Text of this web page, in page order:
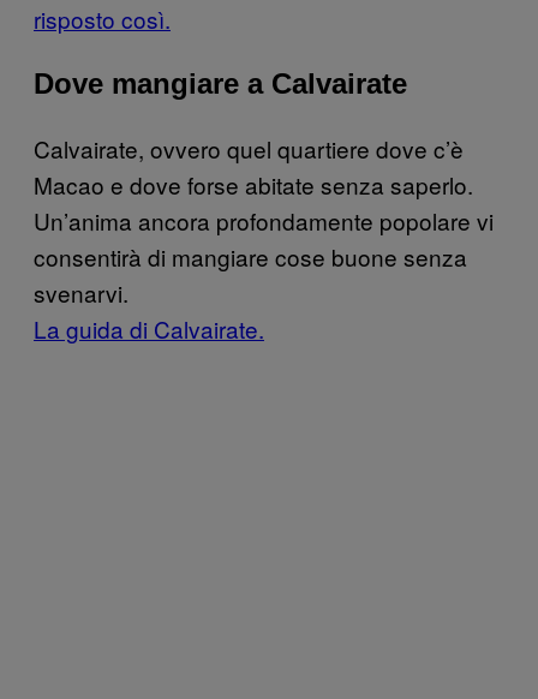
risposto così.
Dove mangiare a Calvairate
Calvairate, ovvero quel quartiere dove c’è
Macao e dove forse abitate senza saperlo.
Un’anima ancora profondamente popolare vi
consentirà di mangiare cose buone senza
svenarvi.
La guida di Calvairate.